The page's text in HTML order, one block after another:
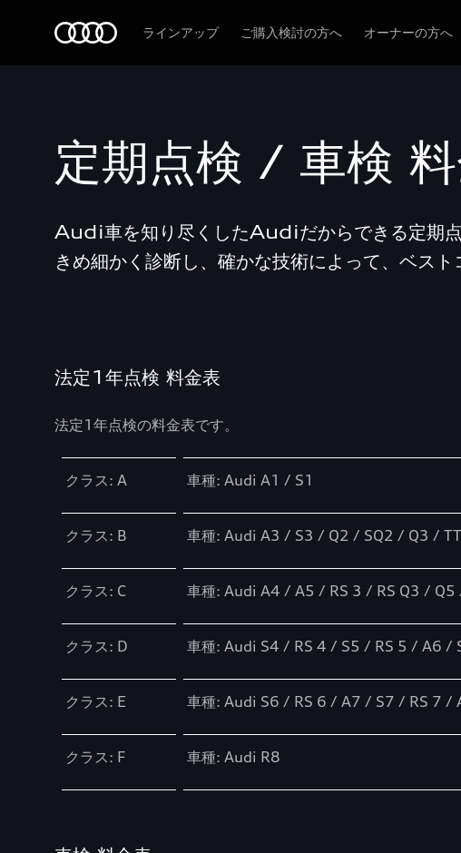
ラインアップ ご購入検討の方へ オーナーの方へ
定期点検 / 車検
Audi車を知り尽くしたAudiだからできる定期
きめ細かく診断し、確かな技術によって、ベスト
法定1年点検 料金表
法定1年点検の料金表です。
クラス: A 車種: Audi A1 / S1
クラス: B 車種: Audi A3 / S3 / Q2 / SQ2 / Q3 /
クラス: C 車種: Audi A4 / A5 / RS 3 / RS Q3 / Q5
クラス: D 車種: Audi S4 / RS 4 / S5 / RS 5 / A6 /
クラス: E 車種: Audi S6 / RS 6 / A7 / S7 / RS 7
クラス: F 車種: Audi R8